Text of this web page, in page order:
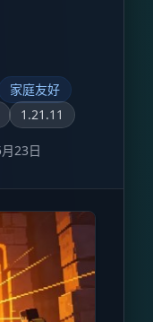
家庭友好
1.21.11
23日